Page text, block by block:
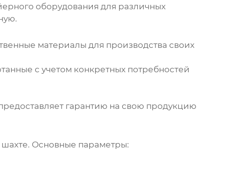
оборудования для различных
материалы для производства своих
с учетом конкретных потребностей
гарантию на свою продукцию
Основные параметры: